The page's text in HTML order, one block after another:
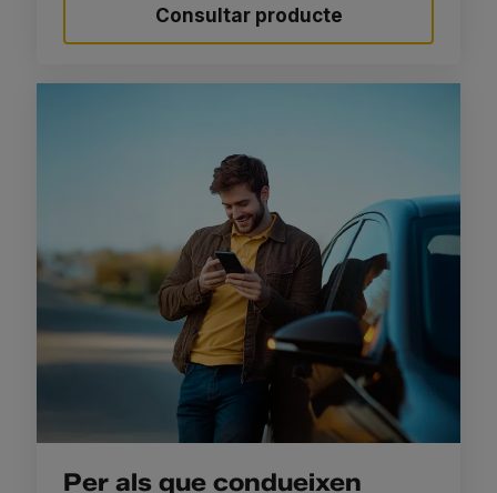
Consultar producte
Per als que condueixen